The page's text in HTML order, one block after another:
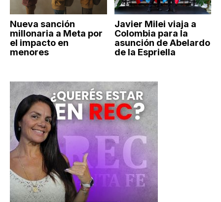
Nueva sanción
millonaria a Meta por
el impacto en
menores
Javier Milei viaja a
Colombia para la
asunción de Abelardo
de la Espriella